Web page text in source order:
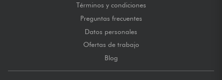
Términos y condiciones
Preguntas frecuentes
Datos personales
Ofertas de trabajo
Blog